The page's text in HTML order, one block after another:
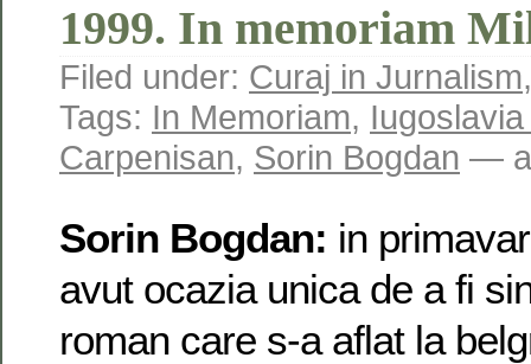
1999. In memoriam
Filed under: Curaj in Jurnalism,
Tags: In Memoriam,
Carpenisan, Sorin Bogdan —
Sorin Bogdan: in
avut ocazia unica de a fi
roman care s-a aflat la